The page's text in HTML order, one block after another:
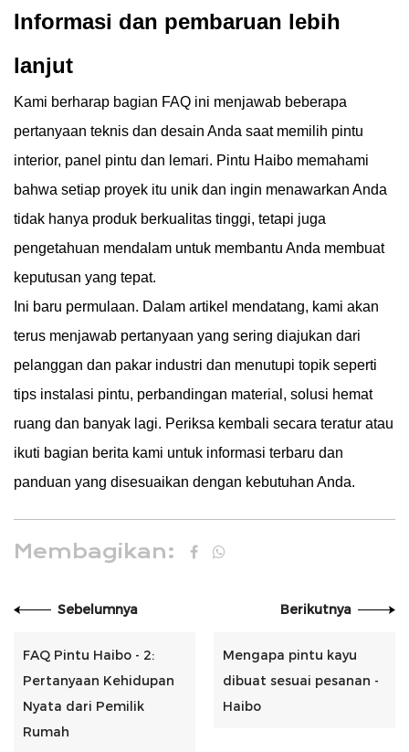
Informasi dan pembaruan lebih
lanjut
Kami berharap bagian FAQ ini menjawab beberapa
pertanyaan teknis dan desain Anda saat memilih pintu
interior, panel pintu dan lemari. Pintu Haibo memahami
bahwa setiap proyek itu unik dan ingin menawarkan Anda
tidak hanya produk berkualitas tinggi, tetapi juga
pengetahuan mendalam untuk membantu Anda membuat
keputusan yang tepat.
Ini baru permulaan. Dalam artikel mendatang, kami akan
terus menjawab pertanyaan yang sering diajukan dari
pelanggan dan pakar industri dan menutupi topik seperti
tips instalasi pintu, perbandingan material, solusi hemat
ruang dan banyak lagi. Periksa kembali secara teratur atau
ikuti bagian berita kami untuk informasi terbaru dan
panduan yang disesuaikan dengan kebutuhan Anda.
Membagikan:
Sebelumnya
FAQ Pintu Haibo - 2:
Pertanyaan Kehidupan
Nyata dari Pemilik
Rumah
Berikutnya
Mengapa pintu kayu
dibuat sesuai pesanan -
Haibo